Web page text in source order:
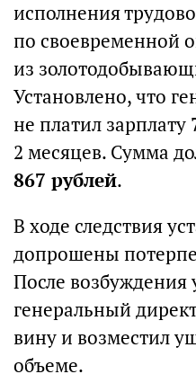
исполнения
по своевременной
из
Установлено, что
не платил
2 месяцев. Сумма
867 рублей.
В ходе следствия
допрошены
После возбуждения
генеральный
вину и возместил
объеме.